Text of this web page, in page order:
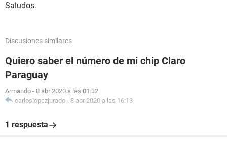
Saludos.
Discusiones similares
Quiero saber el número de mi chip Claro
Paraguay
Armando - 8 abr 2020 a las 01:32
carloslopezjurado - 8 abr 2020 a las 16:13
1 respuesta